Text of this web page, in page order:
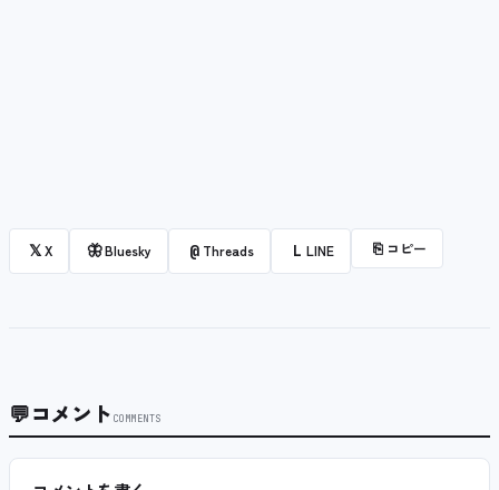
𝕏X 🦋Bluesky @ Threads L LINE ⎘ コピー
💬コメント COMMENTS